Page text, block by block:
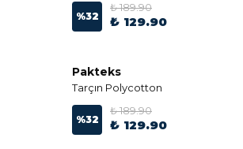
%32
₺ 189.90
₺ 129.90
Pakteks
Tarçın Polycotton
%32
₺ 189.90
₺ 129.90